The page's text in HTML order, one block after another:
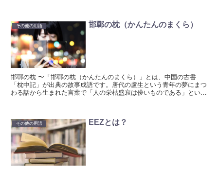
その他の用語 邯鄲の枕（かんたんのまくら）
邯鄲の枕 〜「邯鄲の枕（かんたんのまくら）」とは、中国の古書
「枕中記」が出典の故事成語です。唐代の盧生という青年の夢にまつ
わる話から生まれた言葉で「人の栄枯盛衰は儚いものである」という
その他の用語 EEZとは？